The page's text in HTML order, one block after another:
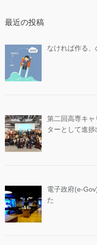
最近の投稿
なければ作る
第二回高専キ
ターとして進捗
電子政府(e-
た